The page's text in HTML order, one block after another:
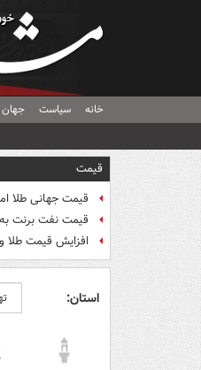
خانه سیاست جهان
قیمت
قیمت جهانی طلا امروز ۱۵
قیمت نفت برنت به ۷۹ دلار رسید
افزایش قیمت طلا
استان: